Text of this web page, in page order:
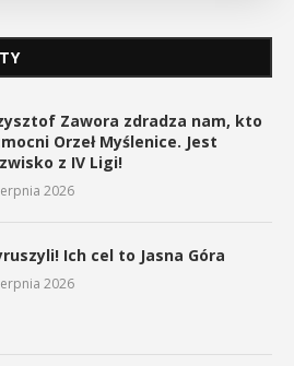
Zawora zdradza nam, kto
Orzeł Myślenice. Jest
z IV Ligi!
2026
Ich cel to Jasna Góra
2026